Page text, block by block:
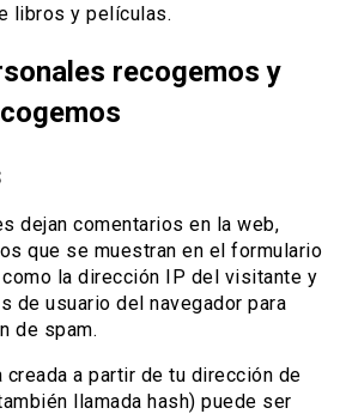
libros y películas.
recogemos y
dejan comentarios en la web,
que se muestran en el formulario
la dirección IP del visitante y
de usuario del navegador para
de spam.
creada a partir de tu dirección de
llamada hash) puede ser